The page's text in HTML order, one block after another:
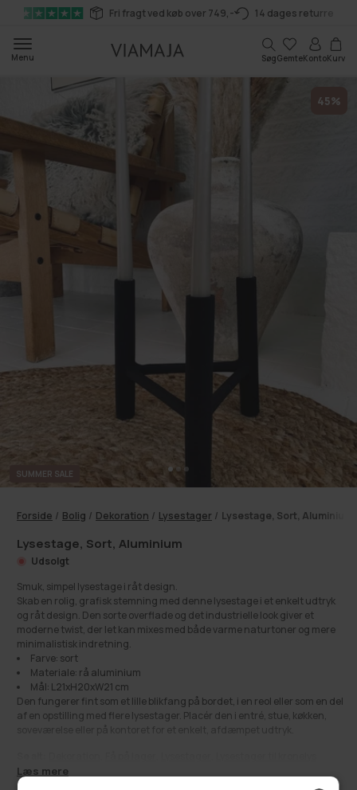
Gå til
indhold
Fri fragt ved køb over 749,- 14 dages returret
Menu SøgGemteKonto
Kurv
Kurv
45%
SUMMER SALE
Forside / Bolig / Dekoration / Lysestager / Lysestage, Sort, Aluminium
Lysestage, Sort, Aluminium
Udsolgt
Smuk, simpel lysestage i råt design.
Skab en rolig, grafisk stemning med denne lysestage i et enkelt udtryk
og råt design. Den sorte overflade og det industrielle look giver et
moderne twist, der let kan mixes med både varme naturtoner og mere
minimalistisk indretning.
Farve: sort
Materiale: rå aluminium
Mål: L21xH20xW21 cm
Den fungerer fint som et lille blikfang på bordet, i en reol eller som en del
af en opstilling med flere lysestager. Placér den i entré, stue, køkken,
Læs mere